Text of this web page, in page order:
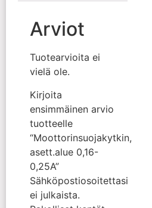
Arviot
Tuotearvioita ei
vielä ole.
Kirjoita
ensimmäinen arvio
tuotteelle
“Moottorinsuojakytkin,
asett.alue 0,16-
0,25A”
Sähköpostiosoitettasi
ei julkaista.